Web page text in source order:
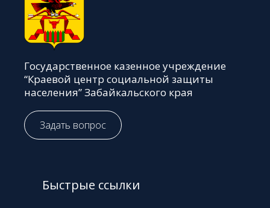
Государственное казенное учреждение
“Краевой центр социальной защиты
населения” Забайкальского края
Задать вопрос
Быстрые ссылки